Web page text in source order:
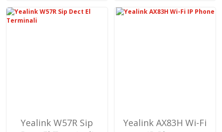
Yealink W57R Sip
Yealink AX83H Wi-Fi